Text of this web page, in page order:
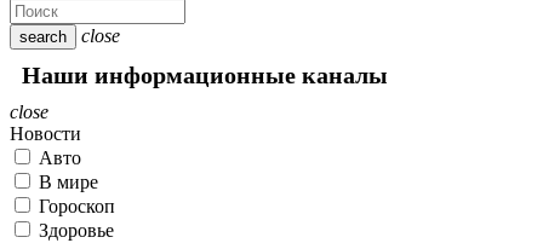
search close
Наши информационные каналы
close
Новости
Авто
В мире
Гороскоп
Здоровье